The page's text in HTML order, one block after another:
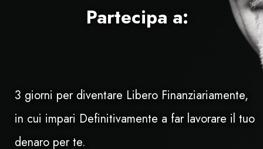
Partecipa a:
3 giorni per diventare Libero Finanziariamente,
in cui impari Definitivamente a far lavorare il tuo
denaro per te.